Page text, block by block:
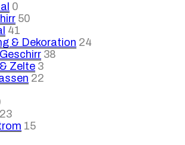
0
50
41
& Dekoration 24
38
Zelte 3
22
23
15